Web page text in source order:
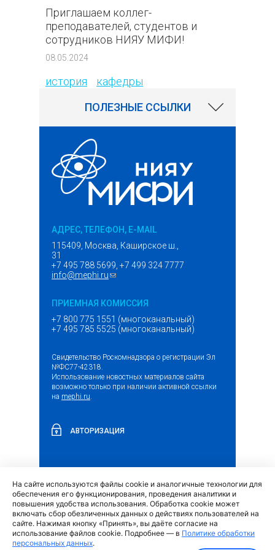
Приглашаем коллег-
преподавателей, студентов и
сотрудников НИЯУ МИФИ!
08.05.2024
история
кафедры
ПОЛЕЗНЫЕ ССЫЛКИ
АДРЕС, ТЕЛЕФОН, E-MAIL
115409, Москва, Каширское ш.,
31
+7 495 788 5699, +7 499 324 7777
info@mephi.ru(ссылка для отправки email)
ПРИЕМНАЯ КОМИССИЯ
+7 800 775 1551 (многоканальный)
+7 495 785 5525 (многоканальный)
Свидетельство Роскомнадзора о регистрации Эл
№ФС77-42318.
Использование новостных материалов сайта
возможно только при наличии активной ссылки
на mephi.ru.
АВТОРИЗАЦИЯ
Обращение граждан и организаций (внешняя
ссылка)
На сайте используются файлы cookie и аналогичные технологии для
обеспечения его функционирования, проведения аналитики и
повышения удобства использования. Обработка cookie может
включать сбор обезличенных данных о действиях пользователей на
сайте. Нажимая кнопку «Принять», вы даёте согласие на
использование файлов cookie. Подробнее — в Политике обработки
персональных данных.